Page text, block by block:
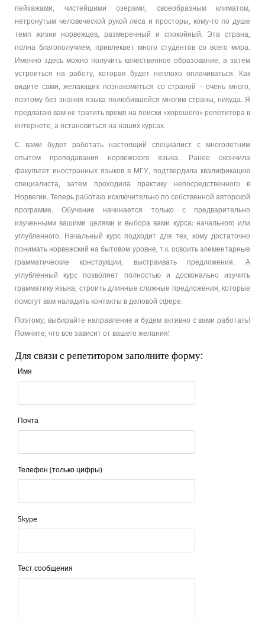
пейзажами, чистейшими озерами, своеобразным климатом,
нетронутым человеческой рукой леса и просторы, кому-то по душе
темп жизни норвежцев, размеренный и спокойный. Эта страна,
полна благополучием, привлекает много студентов со всего мира.
Именно здесь можно получить качественное образование, а затем
устроиться на работу, которая будет неплохо оплачиваться. Как
видите сами, желающих познакомиться со страной – очень много,
поэтому без знания языка полюбившейся многим страны, никуда. Я
предлагаю вам не тратить время на поиски «хорошего» репетитора в
интернете, а остановиться на наших курсах.
С вами будет работать настоящий специалист с многолетним
опытом преподавания норвежского языка. Ранее окончила
факультет иностранных языков в МГУ, подтвердила квалификацию
специалиста, затем проходила практику непосредственного в
Норвегии. Теперь работаю исключительно по собственной авторской
программе. Обучение начинается только с предварительно
изученными вашими целями и выбора вами курса: начального или
углубленного. Начальный курс подходит для тех, кому достаточно
понимать норвежский на бытовом уровне, т.к. освоить элементарные
грамматические конструкции, выстраивать предложения. А
углубленный курс позволяет полностью и досконально изучить
грамматику языка, строить длинные сложные предложения, которые
помогут вам наладить контакты в деловой сфере.
Поэтому, выбирайте направление и будем активно с вами работать!
Помните, что все зависит от вашего желания!
Для связи с репетитором заполните форму:
Имя
Почта
Телефон (только цифры)
Skype
Тест сообщения